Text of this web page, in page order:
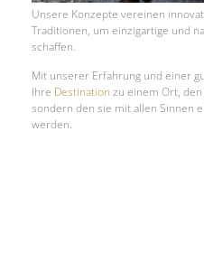
Unsere Konzepte vereinen
Traditionen, um einzigartige und
schaffen.
Mit unserer Erfahrung und einer
Ihre Destination zu einem Ort,
sondern den sie mit allen Sinnen
werden.